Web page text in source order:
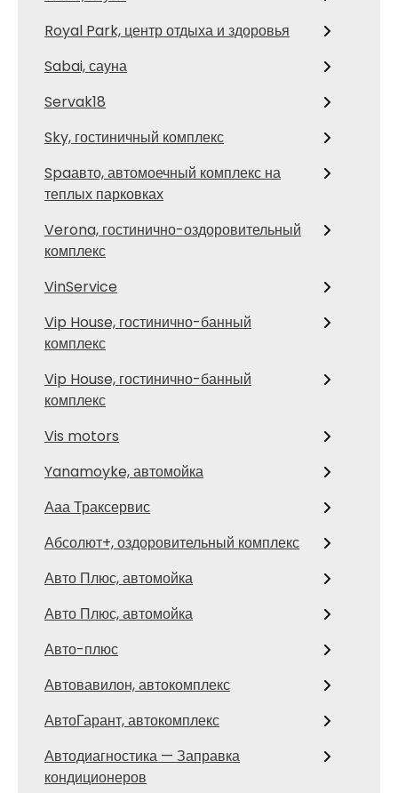
Royal Park, центр отдыха и здоровья
Sabai, сауна
Servak18
Sky, гостиничный комплекс
Spaавто, автомоечный комплекс на
теплых парковках
Verona, гостинично-оздоровительный
комплекс
VinService
Vip House, гостинично-банный
комплекс
Vip House, гостинично-банный
комплекс
Vis motors
Yanamoyke, автомойка
Ааа Траксервис
Абсолют+, оздоровительный комплекс
Авто Плюс, автомойка
Авто Плюс, автомойка
Авто-плюс
Автовавилон, автокомплекс
АвтоГарант, автокомплекс
Автодиагностика — Заправка
кондиционеров